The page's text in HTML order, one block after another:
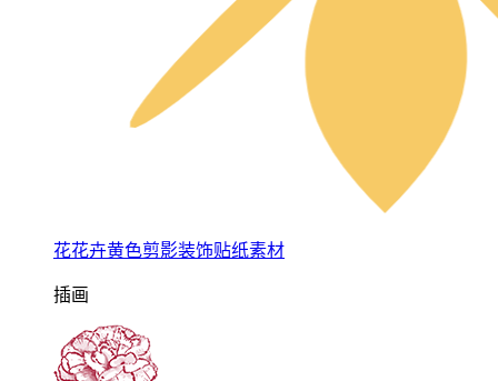
花花卉黄色剪影装饰贴纸素材
插画